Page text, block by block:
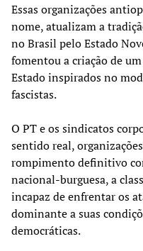
Essas organizações
nome, atualizam a
no Brasil pelo Estado
fomentou a criação de
Estado inspirados no
fascistas.
O PT e os sindicatos
sentido real,
rompimento definitivo
nacional-burguesa, a
incapaz de enfrentar os
dominante a suas
democráticas.